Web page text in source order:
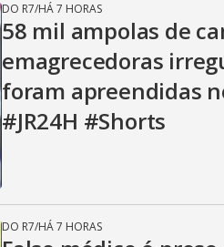
DO R7/HÁ 7 HORAS
58 mil ampolas de
emagrecedoras
foram apreendidas
#JR24H #Shorts
DO R7/HÁ 7 HORAS